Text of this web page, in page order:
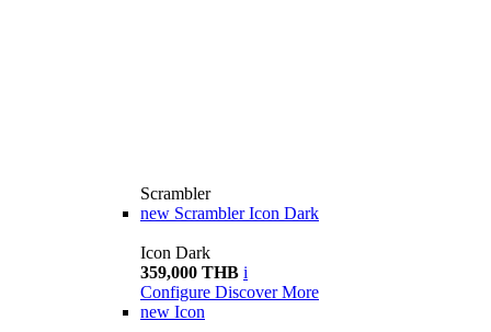
Scrambler
new Scrambler Icon Dark
Icon Dark
359,000 THB i
Configure Discover More
new Icon